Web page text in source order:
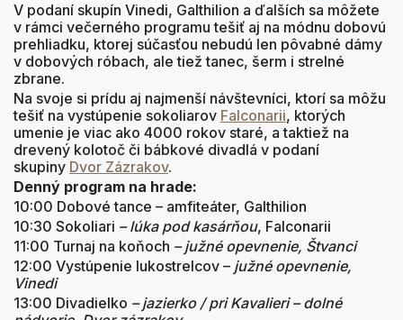
V podaní skupín Vinedi, Galthilion a ďalších sa môžete
v rámci večerného programu tešiť aj na módnu dobovú
prehliadku, ktorej súčasťou nebudú len pôvabné dámy
v dobových róbach, ale tiež tanec, šerm i strelné
zbrane.
Na svoje si prídu aj najmenší návštevníci, ktorí sa môžu
tešiť na vystúpenie sokoliarov Falconarii, ktorých
umenie je viac ako 4000 rokov staré, a taktiež na
drevený kolotoč či bábkové divadlá v podaní
skupiny Dvor Zázrakov.
Denný program na hrade:
10:00 Dobové tance – amfiteáter, Galthilion
10:30 Sokoliari – lúka pod kasárňou, Falconarii
11:00 Turnaj na koňoch – južné opevnenie, Štvanci
12:00 Vystúpenie lukostrelcov – južné opevnenie,
Vinedi
13:00 Divadielko – jazierko / pri Kavalieri – dolné